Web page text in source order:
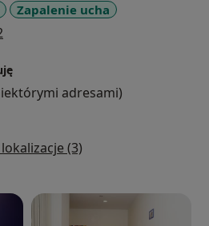
Zapalenie ucha
adresami)
(3)